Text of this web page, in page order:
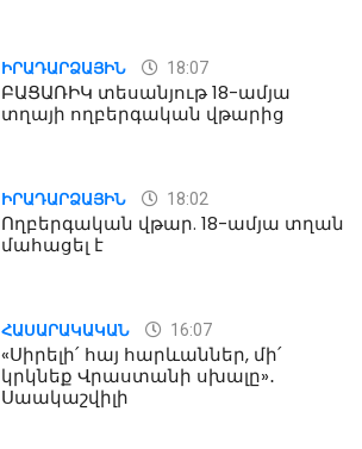
ԻՐԱԴԱՐՁԱՅԻՆ 18:07
ԲԱՑԱՌԻԿ տեսանյութ 18-ամյա
տղայի ողբերգական վթարից
ԻՐԱԴԱՐՁԱՅԻՆ 18:02
Ողբերգական վթար. 18-ամյա տղան
մահացել է
ՀԱՍԱՐԱԿԱԿԱՆ 16:07
«Սիրելի՛ հայ հարևաններ, մի՛
կրկնեք Վրաստանի սխալը»․
Սաակաշվիլի